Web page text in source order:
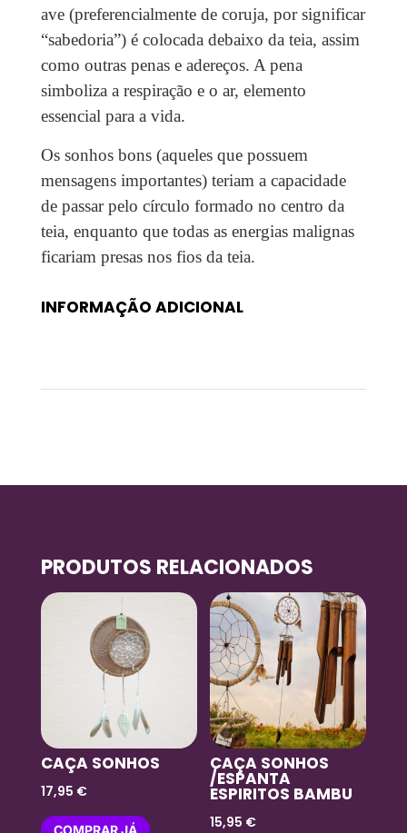
ave (preferencialmente de coruja, por significar
“sabedoria”) é colocada debaixo da teia, assim
como outras penas e adereços. A pena
simboliza a respiração e o ar, elemento
essencial para a vida.
Os sonhos bons (aqueles que possuem
mensagens importantes) teriam a capacidade
de passar pelo círculo formado no centro da
teia, enquanto que todas as energias malignas
ficariam presas nos fios da teia.
INFORMAÇÃO ADICIONAL
PRODUTOS RELACIONADOS
CAÇA SONHOS
17,95 €
COMPRAR JÁ
CAÇA SONHOS
/ESPANTA
ESPIRITOS BAMBU
15,95 €